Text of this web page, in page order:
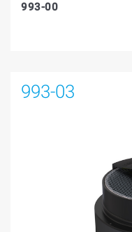
993-00
993-03